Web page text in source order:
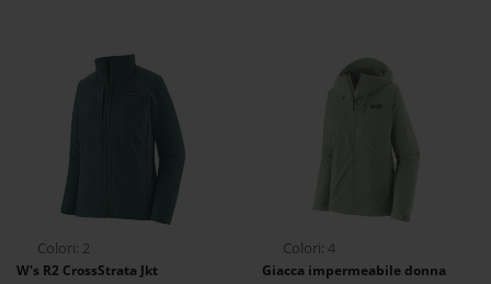
Colori: 2
W's R2 CrossStrata Jkt
Colori: 4
Giacca impermeabile donna